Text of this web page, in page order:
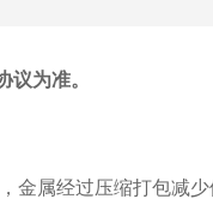
为准。
金属经过压缩打包减